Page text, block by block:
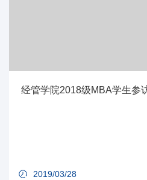
经管学院2018级MBA学生参
2019/03/28